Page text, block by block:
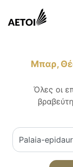
Μπαρ,
Όλες οι